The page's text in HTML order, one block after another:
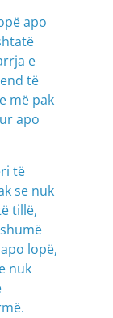
apo
e
të
më pak
apo
të
se nuk
tillë,
lopë,
nuk